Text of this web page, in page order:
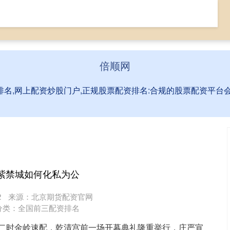
倍顺网
,网上配资炒股门户,正规股票配资排名:合规的股票配资平台
禁城如何化私为公
来源：北京期货配资官网
： 全国前三配资排名
时金岭速配，乾清宫前一场开幕典礼隆重举行，庄严宣